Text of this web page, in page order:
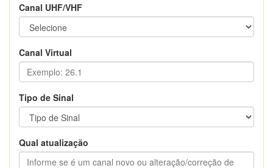
Canal UHF/VHF
Canal Virtual
Tipo de Sinal
Qual atualização